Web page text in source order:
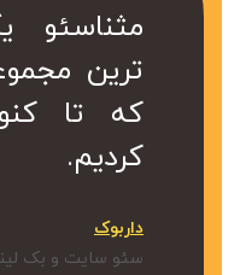
مثناسئو
ترین
که تا
کردیم.
داربوک
سئو سایت و بک
مجموعه در
هست.
کمتر از یک
ارزشمند
کا سال ها
از خدمات
استفاده
از متعهد
هایی هست
باهاش کار